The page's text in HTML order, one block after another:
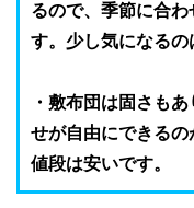
るので、季節に合
す。少し気になるの
・敷布団は固さも
せが自由にできる
値段は安いです。